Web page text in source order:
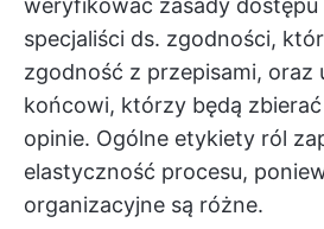
weryfikować zasady dostępu
specjaliści ds. zgodności,
zgodność z przepisami, oraz
końcowi, którzy będą
opinie. Ogólne etykiety ról
elastyczność procesu,
organizacyjne są różne.